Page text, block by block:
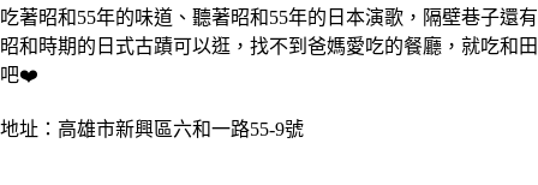
吃著昭和55年的味道、聽著昭和55年的日本演歌，隔壁巷子還有
昭和時期的日式古蹟可以逛，找不到爸媽愛吃的餐廳，就吃和田
吧❤️
地址：高雄市新興區六和一路55-9號